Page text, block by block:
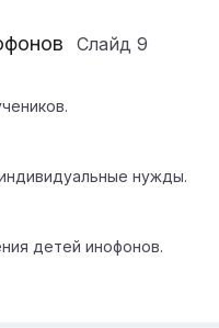
Слайд 9
нужды.
детей инофонов.